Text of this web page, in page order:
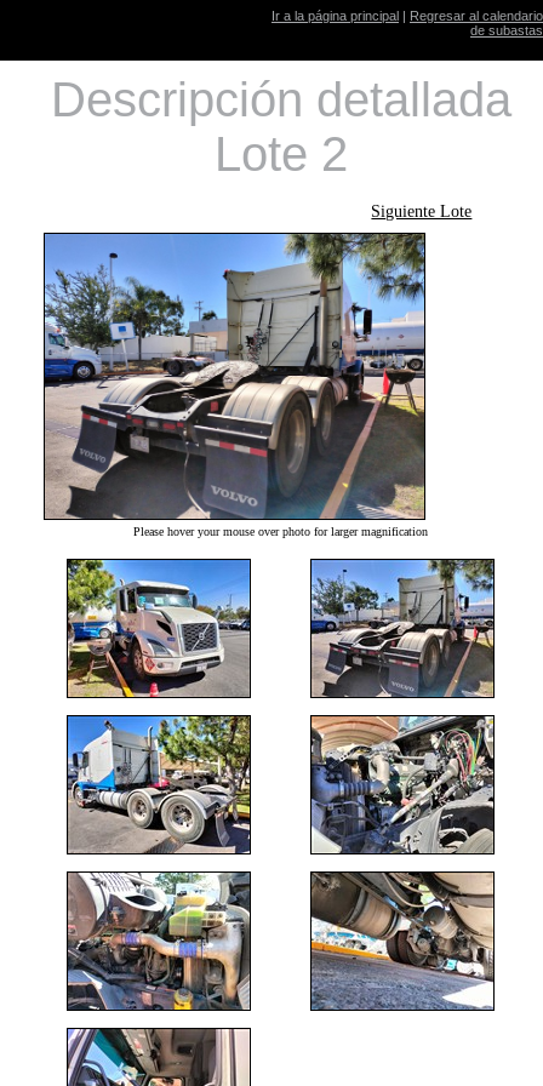
Ir a la página principal | Regresar al calendario
de subastas
Descripción detallada
Lote 2
Siguiente Lote
Please hover your mouse over photo for larger magnification